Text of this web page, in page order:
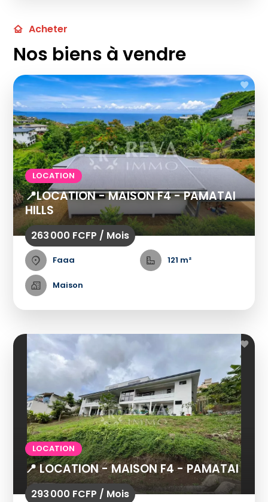
Acheter
Nos biens à vendre
LOCATION
📍LOCATION - MAISON F4 - PAMATAI
HILLS
263 000 FCFP / Mois
Faaa 121 m²
Maison
LOCATION
📍 LOCATION - MAISON F4 - PAMATAI
293 000 FCFP / Mois